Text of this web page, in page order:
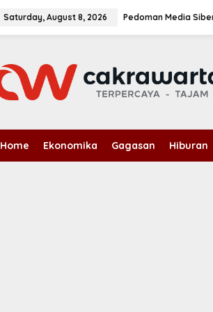
Saturday, August 8, 2026 Pedoman Media
Home Ekonomika Gagasan Hiburan